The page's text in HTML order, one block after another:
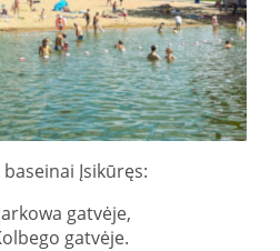
Įsikūręs:
gatvėje,
gatvėje.